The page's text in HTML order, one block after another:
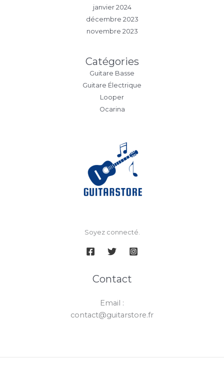
janvier 2024
décembre 2023
novembre 2023
Catégories
Guitare Basse
Guitare Électrique
Looper
Ocarina
Soyez connecté.
Contact
Email :
contact@guitarstore.fr